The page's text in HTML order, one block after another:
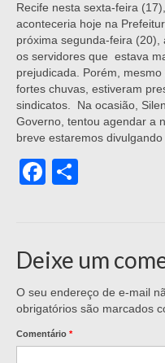
Recife nesta sexta-feira
aconteceria hoje na
próxima segunda-feira (20),
os servidores que estava
prejudicada. Porém,
fortes chuvas, estiveram
sindicatos. Na ocasião,
Governo, tentou agendar a
breve estaremos
Facebook
Deixe um
O seu endereço de e-mail
obrigatórios são marcados
Comentário *